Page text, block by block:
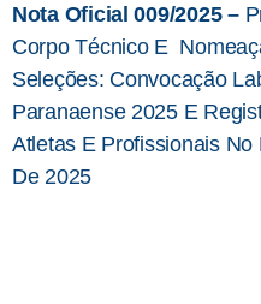
Nota Oficial 009/2025 –
Corpo Técnico E
Seleções: Convocação
Paranaense 2025 E
Atletas E Profissionais
De 2025